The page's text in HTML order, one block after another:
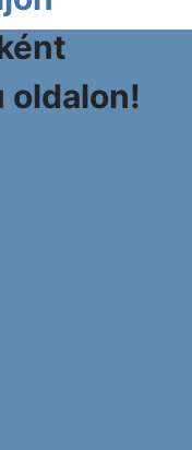
oldalon!